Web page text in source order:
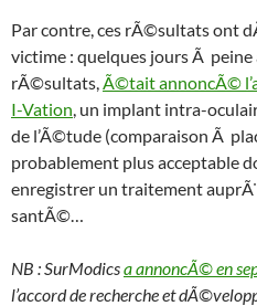
Par contre, ces rÃ©sultats ont
victime : quelques jours Ã peine
rÃ©sultats,Ã©tait annoncÃ©
I-Vation, un implant intra-
de l’Ã©tude (comparaison Ã
probablement plus acceptable
enregistrer un traitement
santÃ©…
NB : SurModicsa annoncÃ© en
l’accord de recherche et